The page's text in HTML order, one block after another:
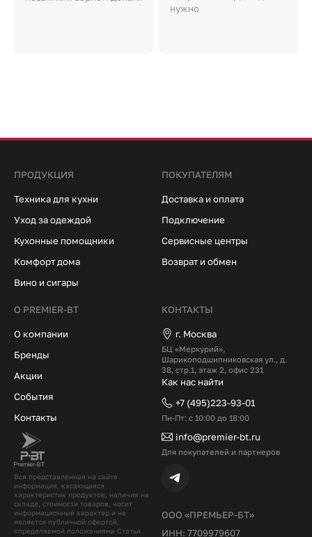
нужно
Вся представленная на сайте
информация, касающаяся
характеристик продуктов, наличия на
складе, стоимости товаров, носит
информационный характер и не
является публичной офертой,
определяемой положениями Статьи
ООО «ПРЕМЬЕР-БТ»
ИНН: 7709979607
ПРОДУКЦИЯ
Техника для кухни
Уход за одеждой
Кухонные помощники
Комфорт дома
Вино и сигары
ПОКУПАТЕЛЯМ
Доставка и оплата
Подключение
Сервисные центры
Возврат и обмен
О PREMIER-BT
О компании
Бренды
Акции
События
Контакты
КОНТАКТЫ
г. Москва
БЦ «Меркурий»,
Шарикоподшипниковская ул., д.
38, стр.1, этаж 2, офис 231
Как нас найти
+7 (495)223-93-01
Пн-Пт: с 10:00 до 18:00
info@premier-bt.ru
Для покупателей и партнеров